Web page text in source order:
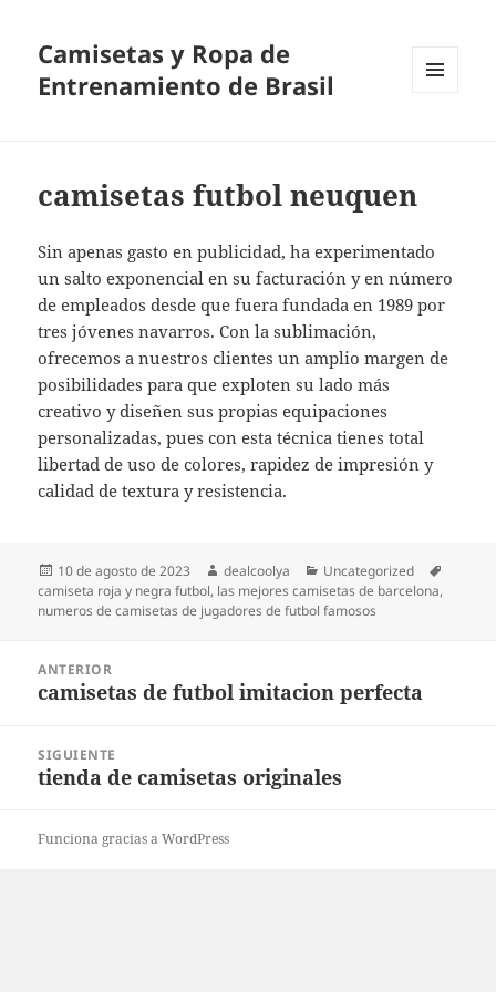
Camisetas y Ropa de
Entrenamiento de Brasil
camisetas futbol neuquen
Sin apenas gasto en publicidad, ha experimentado
un salto exponencial en su facturación y en número
de empleados desde que fuera fundada en 1989 por
tres jóvenes navarros. Con la sublimación,
ofrecemos a nuestros clientes un amplio margen de
posibilidades para que exploten su lado más
creativo y diseñen sus propias equipaciones
personalizadas, pues con esta técnica tienes total
libertad de uso de colores, rapidez de impresión y
calidad de textura y resistencia.
Publicado
el
10 de agosto de 2023 Autor
dealcoolya Categorías
Uncategorized
camiseta roja y negra futbol, las mejores camisetas de barcelona,
numeros de camisetas de jugadores de futbol famosos
entradas
ANTERIOR
Entrada
camisetas de futbol imitacion perfecta
SIGUIENTE
Entrada
tienda de camisetas originales
Funciona gracias a WordPress